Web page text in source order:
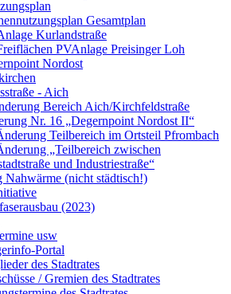
Gesamtplan
Kurlandstraße
PV­Anlage Preisinger Loh
Nordost
- Aich
Bereich Aich/Kirchfeldstraße
Nr. 16 „Degernpoint Nordost II“
Teilbereich im Ortsteil Pfrombach
„Teilbereich zwischen
und Industriestraße“
Nahwärme (nicht städtisch!)
(2023)
usw
Portal
des Stadtrates
/ Gremien des Stadtrates